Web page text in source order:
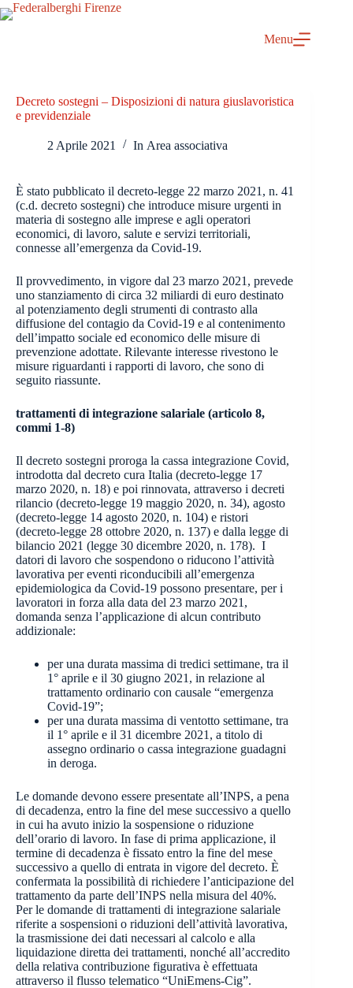
Salta
al
Menu
Decreto sostegni – Disposizioni di natura giuslavoristica
e previdenziale
2 Aprile 2021 In Area associativa
È stato pubblicato il decreto-legge 22 marzo 2021, n. 41
(c.d. decreto sostegni) che introduce misure urgenti in
materia di sostegno alle imprese e agli operatori
economici, di lavoro, salute e servizi territoriali,
connesse all’emergenza da Covid-19.
Il provvedimento, in vigore dal 23 marzo 2021, prevede
uno stanziamento di circa 32 miliardi di euro destinato
al potenziamento degli strumenti di contrasto alla
diffusione del contagio da Covid-19 e al contenimento
dell’impatto sociale ed economico delle misure di
prevenzione adottate. Rilevante interesse rivestono le
misure riguardanti i rapporti di lavoro, che sono di
seguito riassunte.
trattamenti di integrazione salariale (articolo 8,
commi 1-8)
Il decreto sostegni proroga la cassa integrazione Covid,
introdotta dal decreto cura Italia (decreto-legge 17
marzo 2020, n. 18) e poi rinnovata, attraverso i decreti
rilancio (decreto-legge 19 maggio 2020, n. 34), agosto
(decreto-legge 14 agosto 2020, n. 104) e ristori
(decreto-legge 28 ottobre 2020, n. 137) e dalla legge di
bilancio 2021 (legge 30 dicembre 2020, n. 178). I
datori di lavoro che sospendono o riducono l’attività
lavorativa per eventi riconducibili all’emergenza
epidemiologica da Covid-19 possono presentare, per i
lavoratori in forza alla data del 23 marzo 2021,
domanda senza l’applicazione di alcun contributo
addizionale:
per una durata massima di tredici settimane, tra il
1° aprile e il 30 giugno 2021, in relazione al
trattamento ordinario con causale “emergenza
Covid-19”;
per una durata massima di ventotto settimane, tra
il 1° aprile e il 31 dicembre 2021, a titolo di
assegno ordinario o cassa integrazione guadagni
in deroga.
Le domande devono essere presentate all’INPS, a pena
di decadenza, entro la fine del mese successivo a quello
in cui ha avuto inizio la sospensione o riduzione
dell’orario di lavoro. In fase di prima applicazione, il
termine di decadenza è fissato entro la fine del mese
successivo a quello di entrata in vigore del decreto. È
confermata la possibilità di richiedere l’anticipazione del
trattamento da parte dell’INPS nella misura del 40%.
Per le domande di trattamenti di integrazione salariale
riferite a sospensioni o riduzioni dell’attività lavorativa,
la trasmissione dei dati necessari al calcolo e alla
liquidazione diretta dei trattamenti, nonché all’accredito
della relativa contribuzione figurativa è effettuata
attraverso il flusso telematico “UniEmens-Cig”.